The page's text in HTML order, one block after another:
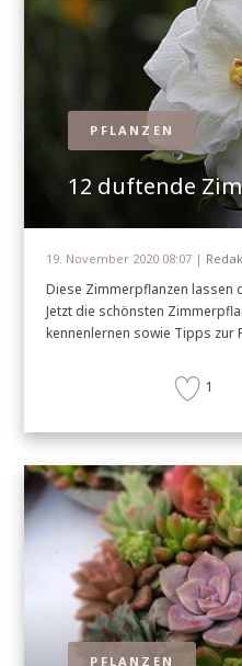
PFLANZEN
12 duftende
19. November 2020 08:07 |
Diese Zimmerpflanzen lassen
Jetzt die schönsten
kennenlernen sowie Tipps zur
1
PFLANZEN